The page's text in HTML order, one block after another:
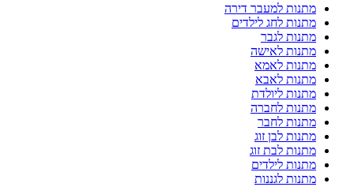
מתנות למעבר דירה
מתנות לחג לילדים
מתנות לגבר
מתנות לאישה
מתנות לאמא
מתנות לאבא
מתנות ליולדת
מתנות לחברה
מתנות לחבר
מתנות לבן זוג
מתנות לבת זוג
מתנות לילדים
מתנות לגננות